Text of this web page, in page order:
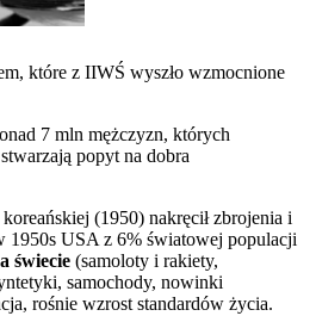
które z IIWŚ wyszło wzmocnione
7 mln mężczyzn, których
popyt na dobra
(1950) nakręcił zbrojenia i
1950s USA z 6% światowej populacji
świecie (samoloty i rakiety,
samochody, nowinki
rośnie wzrost standardów życia.